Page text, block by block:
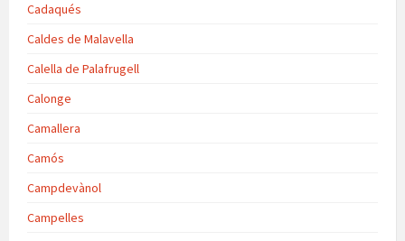
Cadaqués
Caldes de Malavella
Calella de Palafrugell
Calonge
Camallera
Camós
Campdevànol
Campelles